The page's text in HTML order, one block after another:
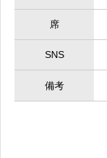
席
SNS
備考